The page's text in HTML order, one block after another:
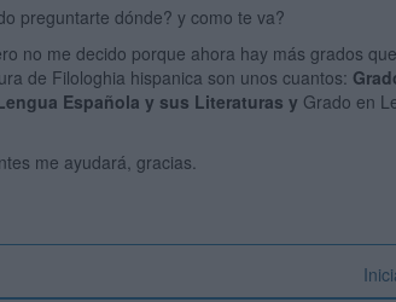
preguntarte dónde? y como te va?
no me decido porque ahora hay más grados
de Filologhia hispanica son unos cuantos:
Española y sus Literaturas y Grado en
me ayudará, gracias.